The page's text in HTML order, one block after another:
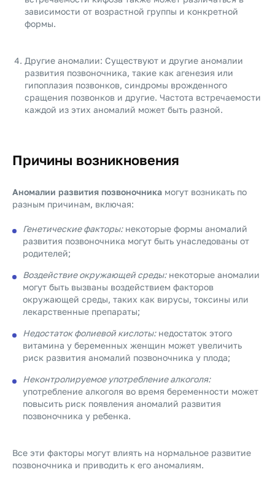
зависимости от возрастной группы и конкретной
формы.
Другие аномалии: Существуют и другие аномалии
развития позвоночника, такие как агенезия или
гипоплазия позвонков, синдромы врожденного
сращения позвонков и другие. Частота встречаемости
каждой из этих аномалий может быть разной.
Причины возникновения
Аномалии развития позвоночника могут возникать по
разным причинам, включая:
Генетические факторы:некоторые формы аномалий
развития позвоночника могут быть унаследованы от
родителей;
Воздействие окружающей среды:некоторые аномалии
могут быть вызваны воздействием факторов
окружающей среды, таких как вирусы, токсины или
лекарственные препараты;
Недостаток фолиевой кислоты:недостаток этого
витамина у беременных женщин может увеличить
риск развития аномалий позвоночника у плода;
Неконтролируемое употребление алкоголя:
употребление алкоголя во время беременности может
повысить риск появления аномалий развития
позвоночника у ребенка.
Все эти факторы могут влиять на нормальное развитие
позвоночника и приводить к его аномалиям.